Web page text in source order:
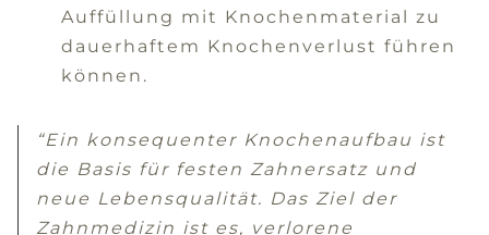
Auffüllung mit Knochenmaterial zu
dauerhaftem Knochenverlust führen
können.
“Ein konsequenter Knochenaufbau ist
die Basis für festen Zahnersatz und
neue Lebensqualität. Das Ziel der
Zahnmedizin ist es, verlorene